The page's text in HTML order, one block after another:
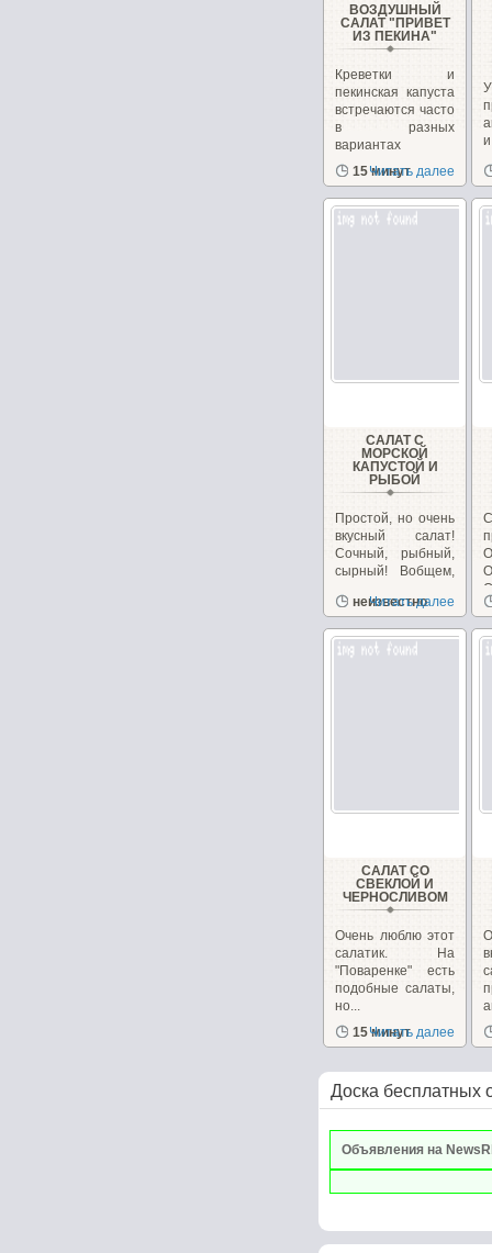
ВОЗДУШНЫЙ
САЛАТ "ПРИВЕТ
ИЗ ПЕКИНА"
Креветки и
пекинская капуста
встречаются часто
в разных
вариантах
рецептов
салатов,...
15 минут
Читать далее
САЛАТ С
МОРСКОЙ
КАПУСТОЙ И
РЫБОЙ
Простой, но очень
вкусный салат!
Сочный, рыбный,
сырный! Вобщем,
удовольствие!...
неизвестно
Читать далее
САЛАТ СО
СВЕКЛОЙ И
ЧЕРНОСЛИВОМ
Очень люблю этот
салатик. На
"Поваренке" есть
подобные салаты,
но...
15 минут
Читать далее
Доска бесплатных
Объявления на